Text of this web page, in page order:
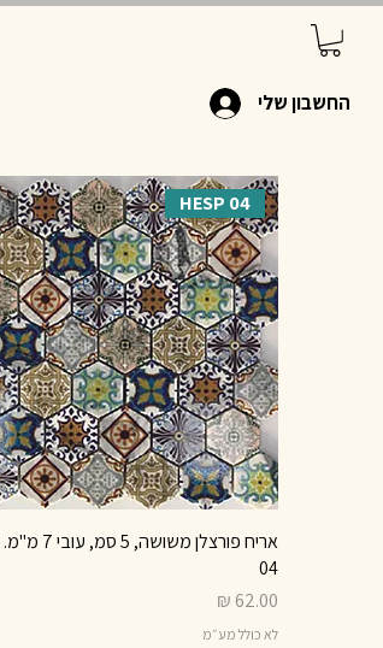
החשבון שלי
HESP 04
04
מחיר
לא כולל מע״מ